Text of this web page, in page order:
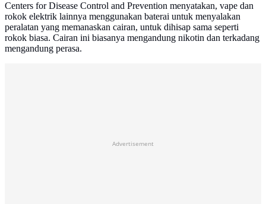
Centers for Disease Control and Prevention menyatakan, vape dan
rokok elektrik lainnya menggunakan baterai untuk menyalakan
peralatan yang memanaskan cairan, untuk dihisap sama seperti
rokok biasa. Cairan ini biasanya mengandung nikotin dan terkadang
mengandung perasa.
Advertisement